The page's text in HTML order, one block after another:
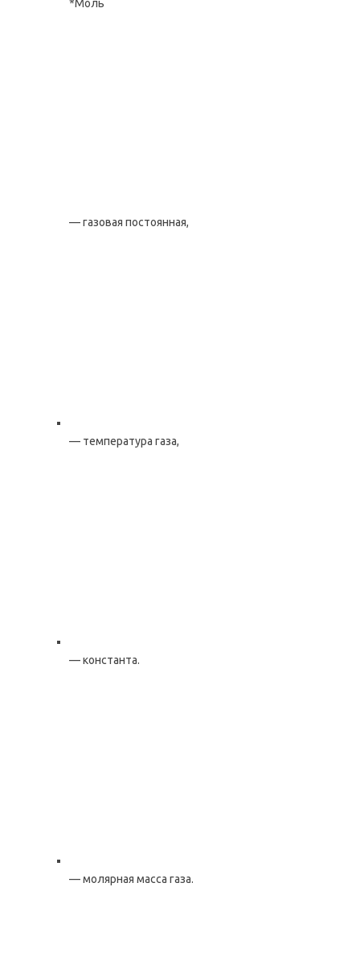
*Моль
— газовая постоянная,
— температура газа,
— константа.
— молярная масса газа.